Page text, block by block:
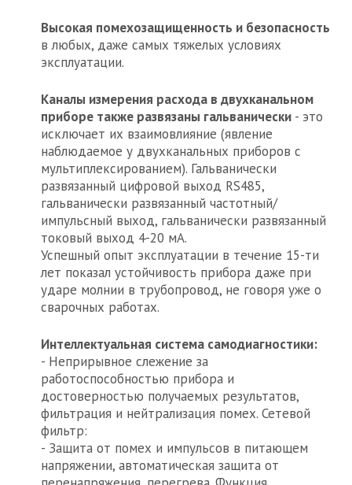
Высокая помехозащищенность и безопасность
в любых, даже самых тяжелых условиях
эксплуатации.
Каналы измерения расхода в двухканальном
приборе также развязаны гальванически - это
исключает их взаимовлияние (явление
наблюдаемое у двухканальных приборов с
мультиплексированием). Гальванически
развязанный цифровой выход RS485,
гальванически развязанный частотный/
импульсный выход, гальванически развязанный
токовый выход 4-20 мА.
Успешный опыт эксплуатации в течение 15-ти
лет показал устойчивость прибора даже при
ударе молнии в трубопровод, не говоря уже о
сварочных работах.
Интеллектуальная система самодиагностики:
- Неприрывное слежение за
работоспособностью прибора и
достоверностью получаемых результатов,
фильтрация и нейтрализация помех. Сетевой
фильтр:
- Защита от помех и импульсов в питающем
напряжении, автоматическая защита от